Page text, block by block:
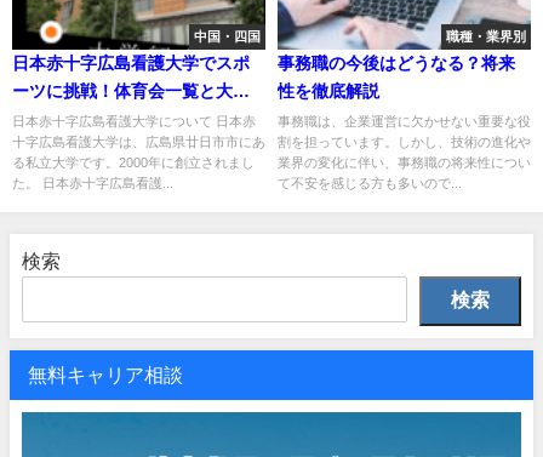
中国・四国
日本赤十字広島看護大学でスポ
ーツに挑戦！体育会一覧と大学
の特徴を紹介
日本赤十字広島看護大学について 日本赤
十字広島看護大学は、広島県廿日市市にあ
る私立大学です。2000年に創立されまし
た。 日本赤十字広島看護...
職種・業界別
事務職の今後はどうなる？将来
性を徹底解説
事務職は、企業運営に欠かせない重要な役
割を担っています。しかし、技術の進化や
業界の変化に伴い、事務職の将来性につい
て不安を感じる方も多いので...
検索
検索
無料キャリア相談